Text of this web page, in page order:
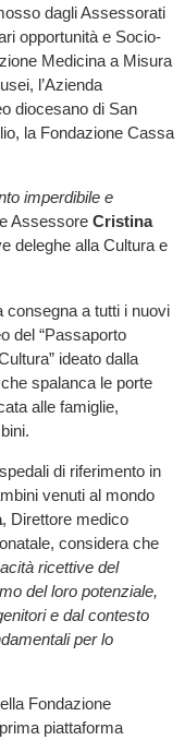
dagli Assessorati
opportunità e Socio-
Medicina a Misura
l’Azienda
diocesano di San
la Fondazione Cassa
imperdibile e
Assessore Cristina
deleghe alla Cultura e
consegna a tutti i nuovi
del “Passaporto
ideato dalla
spalanca le porte
alle famiglie,
di riferimento in
venuti al mondo
, Direttore medico
considera che
ricettive del
del loro potenziale,
e dal contesto
per lo
Fondazione
piattaforma